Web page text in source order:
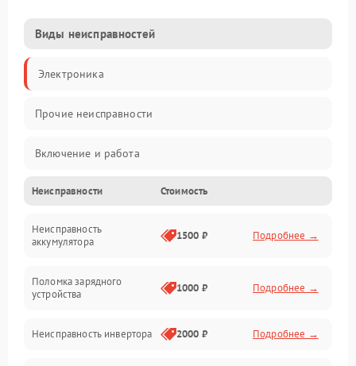
Виды неисправностей
Электроника
Прочие неисправности
Включение и работа
Работа с нагрузкой
Звук и индикация
Неисправности Стоимость
Неисправность
аккумулятора
1500 ₽ Подробнее →
Поломка зарядного
устройства
1000 ₽ Подробнее →
Неисправность инвертора 2000 ₽ Подробнее →